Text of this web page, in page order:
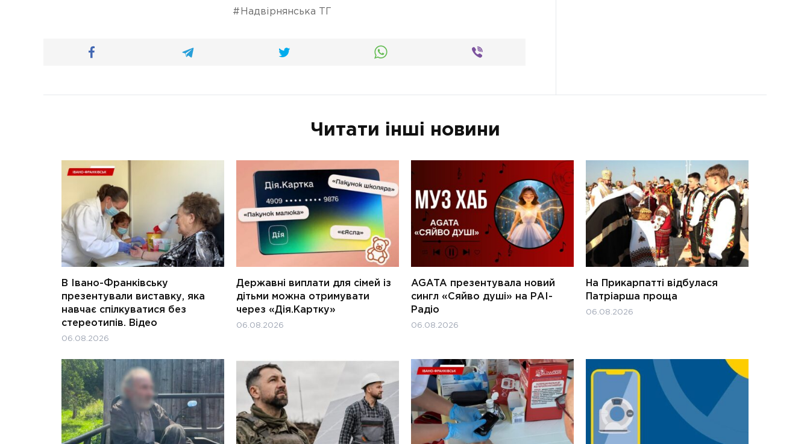
Надвірнянська ТГ
Читати інші новини
В Івано-Франківську
презентували виставку, яка
навчає спілкуватися без
стереотипів. Відео
06.08.2026
Державні виплати для сімей із
дітьми можна отримувати
через «Дія.Картку»
06.08.2026
AGATA презентувала новий
сингл «Сяйво душі» на РАІ-
Радіо
06.08.2026
На Прикарпатті відбулася
Патріарша проща
06.08.2026